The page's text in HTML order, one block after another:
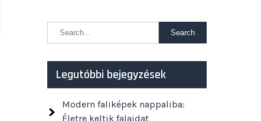
Legutóbbi bejegyzések
Modern faliképek nappaliba:
Életre keltik falaidat